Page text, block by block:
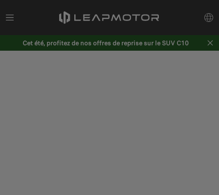
Cet été, profitez de nos offres de reprise sur le SUV C10